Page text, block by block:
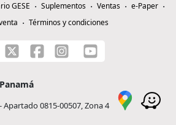
GESE Suplementos Ventas
e-Paper
Términos y condiciones
Apartado 0815-00507, Zona 4